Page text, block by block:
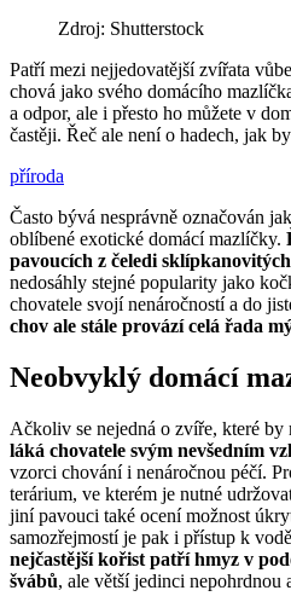
Zdroj: Shutterstock
Patří mezi nejjedovatější zvířata
chová jako svého domácího
a odpor, ale i přesto ho můžete v
častěji. Řeč ale není o hadech, jak
příroda
Často bývá nesprávně označován
oblíbené exotické domácí mazlíčky.
pavoucích z čeledi sklípkanovitých
nedosáhly stejné popularity jako
chovatele svojí nenáročností a do
chov ale stále provází celá řada
Neobvyklý domácí
Ačkoliv se nejedná o zvíře, které
láká chovatele svým nevšedním
vzorci chování i nenáročnou péčí.
terárium, ve kterém je nutné
jiní pavouci také ocení možnost
samozřejmostí je pak i přístup k
nejčastější kořist patří hmyz v
švábů, ale větší jedinci nepohrdnou